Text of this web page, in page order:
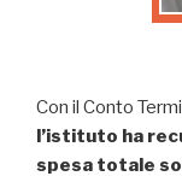
Con il Conto
l’istituto ha
spesa totale